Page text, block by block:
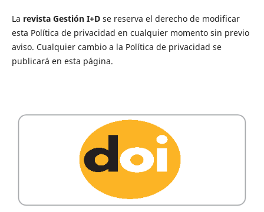
La revista Gestión I+Dse reserva el derecho de modificar
esta Política de privacidad en cualquier momento sin previo
aviso. Cualquier cambio a la Política de privacidad se
publicará en esta página.